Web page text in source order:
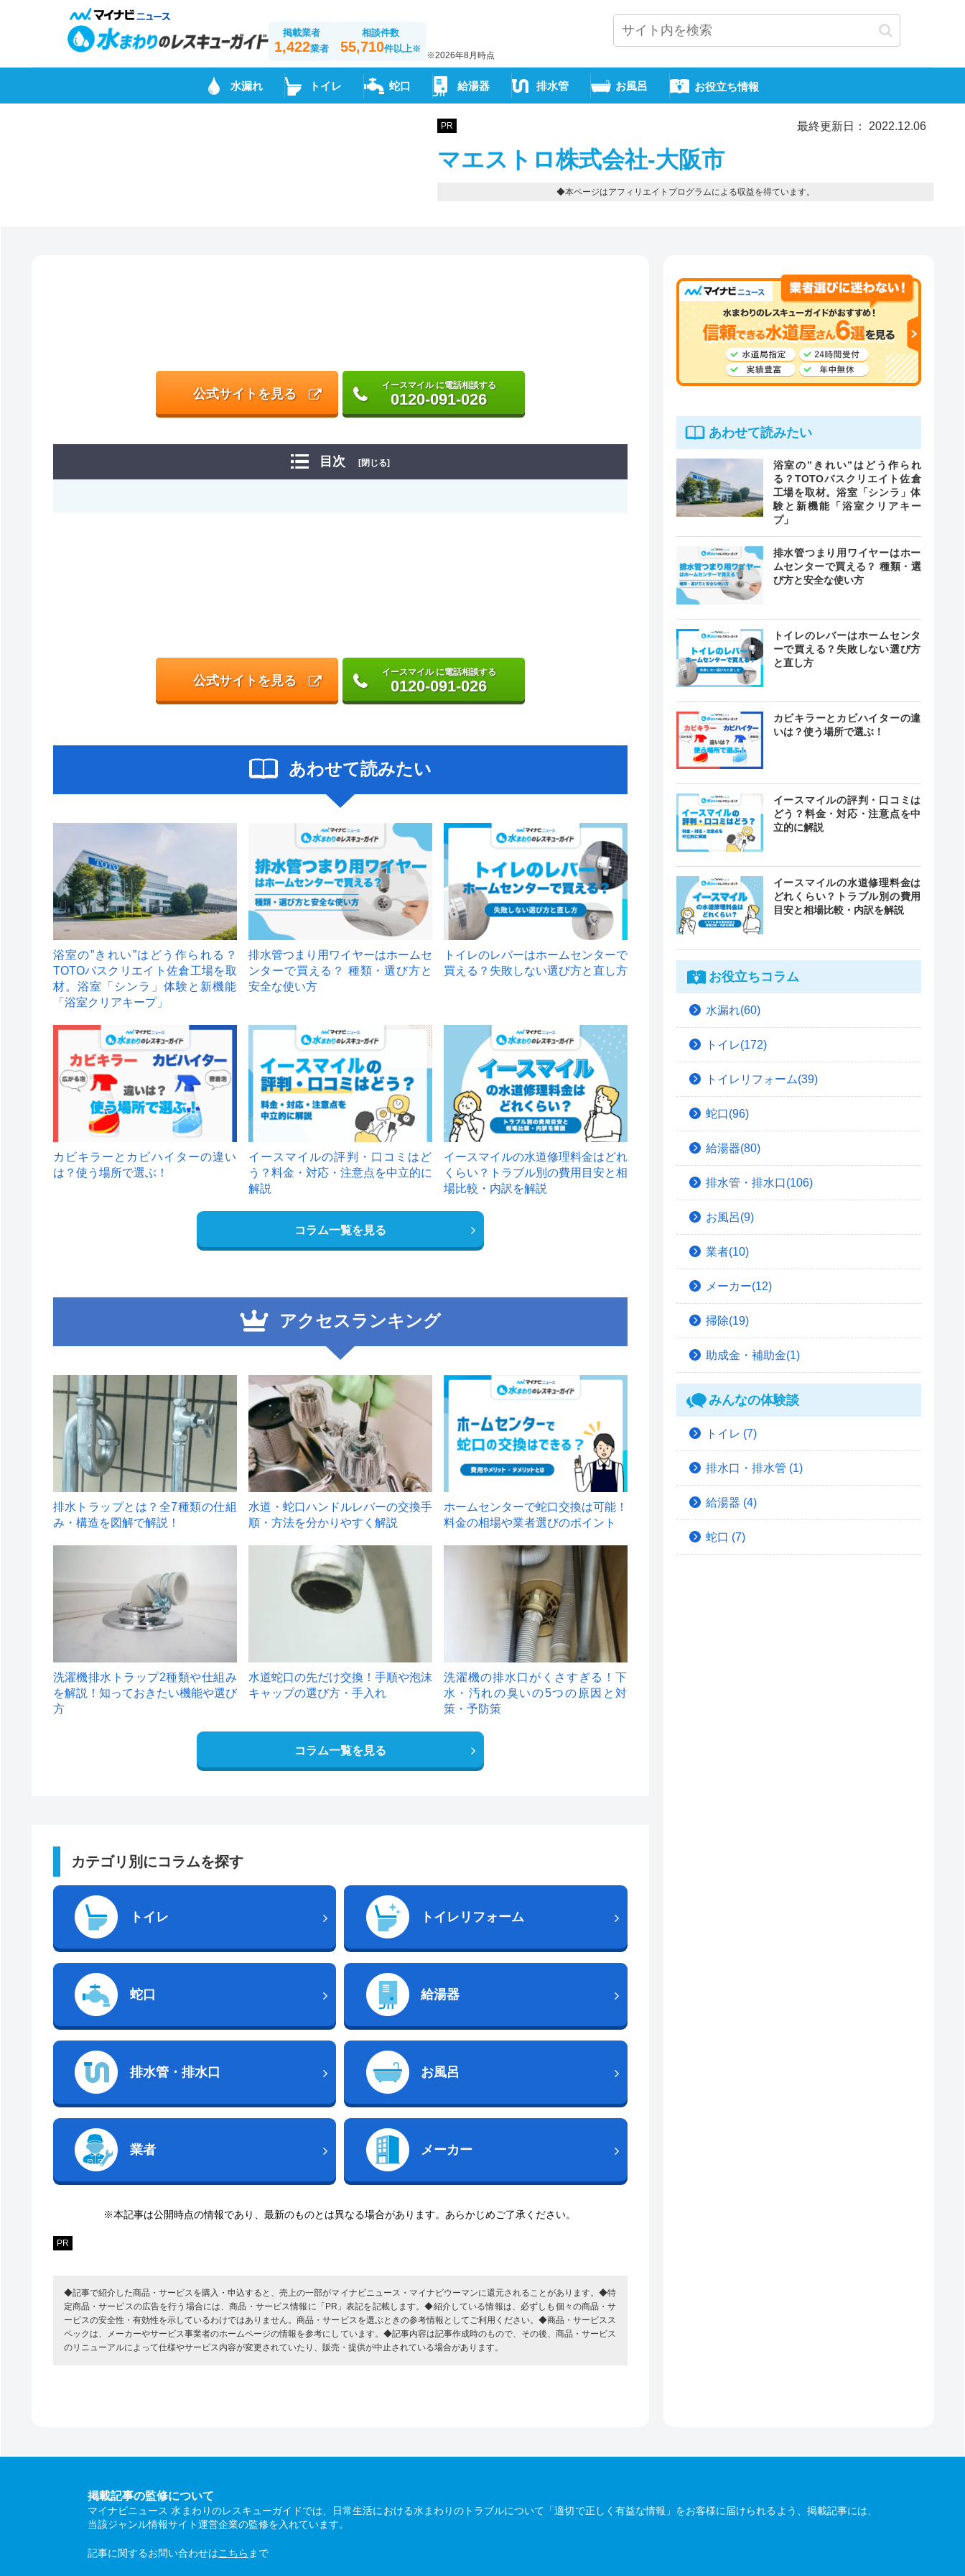
掲載業者
1,422業者
相談件数
55,710件以上※
※2026年8月時点
水漏れ トイレ 蛇口 給湯器 排水管 お風呂 お役立ち情報
PR 最終更新日： 2022.12.06
マエストロ株式会社-大阪市
◆本ページはアフィリエイトプログラムによる収益を得ています。
公式サイトを見る
イースマイル に電話相談する
0120-091-026
目次 [閉じる]
公式サイトを見る
イースマイル に電話相談する
0120-091-026
あわせて読みたい
浴室の”きれい”はどう作られる？
TOTOバスクリエイト佐倉工場を取
材。浴室「シンラ」体験と新機能
「浴室クリアキープ」
排水管つまり用ワイヤーはホームセ
ンターで買える？ 種類・選び方と
安全な使い方
トイレのレバーはホームセンターで
買える？失敗しない選び方と直し方
カビキラーとカビハイターの違い
は？使う場所で選ぶ！
イースマイルの評判・口コミはど
う？料金・対応・注意点を中立的に
解説
イースマイルの水道修理料金はどれ
くらい？トラブル別の費用目安と相
場比較・内訳を解説
コラム一覧を見る
アクセスランキング
1
排水トラップとは？全7種類の仕組
み・構造を図解で解説！
2
水道・蛇口ハンドルレバーの交換手
順・方法を分かりやすく解説
ホームセンターで蛇口交換は可能！
料金の相場や業者選びのポイント
洗濯機排水トラップ2種類や仕組み
を解説！知っておきたい機能や選び
方
水道蛇口の先だけ交換！手順や泡沫
キャップの選び方・手入れ
洗濯機の排水口がくさすぎる！下
水・汚れの臭いの5つの原因と対
策・予防策
コラム一覧を見る
カテゴリ別にコラムを探す
トイレ トイレリフォーム
蛇口 給湯器
排水管・排水口 お風呂
業者 メーカー
※本記事は公開時点の情報であり、最新のものとは異なる場合があります。あらかじめご了承ください。
PR
◆記事で紹介した商品・サービスを購入・申込すると、売上の一部がマイナビニュース・マイナビウーマンに還元されることがあります。◆特
定商品・サービスの広告を行う場合には、商品・サービス情報に「PR」表記を記載します。◆紹介している情報は、必ずしも個々の商品・サ
ービスの安全性・有効性を示しているわけではありません。商品・サービスを選ぶときの参考情報としてご利用ください。◆商品・サービスス
ペックは、メーカーやサービス事業者のホームページの情報を参考にしています。◆記事内容は記事作成時のもので、その後、商品・サービス
のリニューアルによって仕様やサービス内容が変更されていたり、販売・提供が中止されている場合があります。
あわせて読みたい
浴室の”きれい”はどう作られ
る？TOTOバスクリエイト佐倉
工場を取材。浴室「シンラ」体
験と新機能「浴室クリアキー
プ」
排水管つまり用ワイヤーはホー
ムセンターで買える？ 種類・選
び方と安全な使い方
トイレのレバーはホームセンタ
ーで買える？失敗しない選び方
と直し方
カビキラーとカビハイターの違
いは？使う場所で選ぶ！
イースマイルの評判・口コミは
どう？料金・対応・注意点を中
立的に解説
イースマイルの水道修理料金は
どれくらい？トラブル別の費用
目安と相場比較・内訳を解説
お役立ちコラム
水漏れ(60)
トイレ(172)
トイレリフォーム(39)
蛇口(96)
給湯器(80)
排水管・排水口(106)
お風呂(9)
業者(10)
メーカー(12)
掃除(19)
助成金・補助金(1)
みんなの体験談
トイレ (7)
排水口・排水管 (1)
給湯器 (4)
蛇口 (7)
掲載記事の監修について
マイナビニュース 水まわりのレスキューガイドでは、日常生活における水まわりのトラブルについて「適切で正しく有益な情報」をお客様に届けられるよう、掲載記事には、
当該ジャンル情報サイト運営企業の監修を入れています。
記事に関するお問い合わせはこちら まで